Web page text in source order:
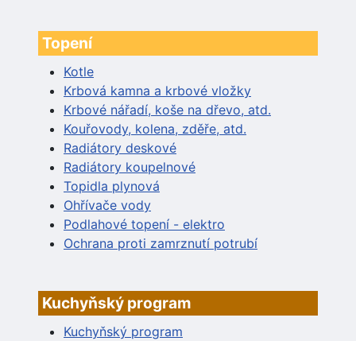
Topení
Kotle
Krbová kamna a krbové vložky
Krbové nářadí, koše na dřevo, atd.
Kouřovody, kolena, zděře, atd.
Radiátory deskové
Radiátory koupelnové
Topidla plynová
Ohřívače vody
Podlahové topení - elektro
Ochrana proti zamrznutí potrubí
Kuchyňský program
Kuchyňský program